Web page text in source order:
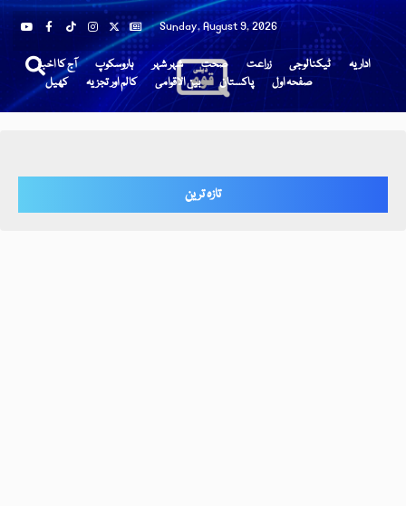
Sunday, August 9, 2026
آج کا اخبار ہاروسکوپ شہر شہر صحت زراعت ٹیکنالوجی
اداریہ
کھیل
کالم اور تجزیہ بین الاقوامی پاکستان صفحہ اول
تازہ ترین